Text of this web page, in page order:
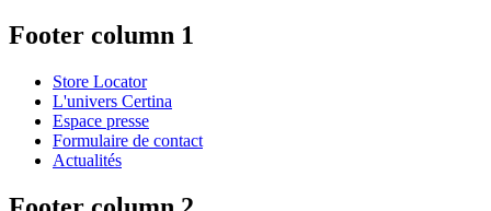
Footer column 1
Store Locator
L'univers Certina
Espace presse
Formulaire de contact
Actualités